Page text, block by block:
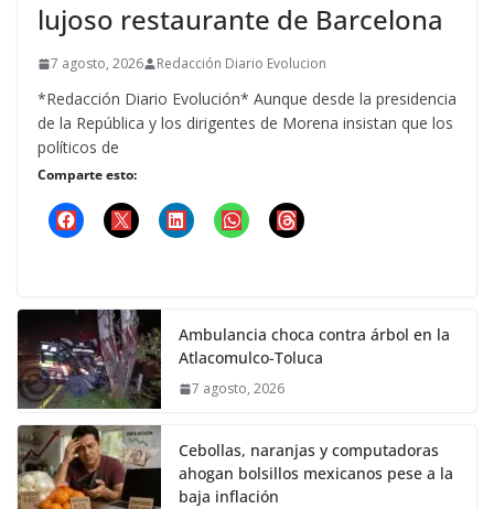
lujoso restaurante de Barcelona
7 agosto, 2026 Redacción Diario Evolucion
*Redacción Diario Evolución* Aunque desde la presidencia
de la República y los dirigentes de Morena insistan que los
políticos de
Comparte esto:
Ambulancia choca contra árbol en la
Atlacomulco-Toluca
7 agosto, 2026
Cebollas, naranjas y computadoras
ahogan bolsillos mexicanos pese a la
baja inflación